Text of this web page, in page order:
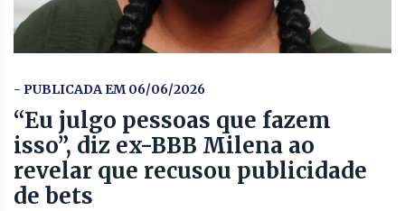
- PUBLICADA EM 06/06/2026
“Eu julgo pessoas que fazem
isso”, diz ex-BBB Milena ao
revelar que recusou publicidade
de bets